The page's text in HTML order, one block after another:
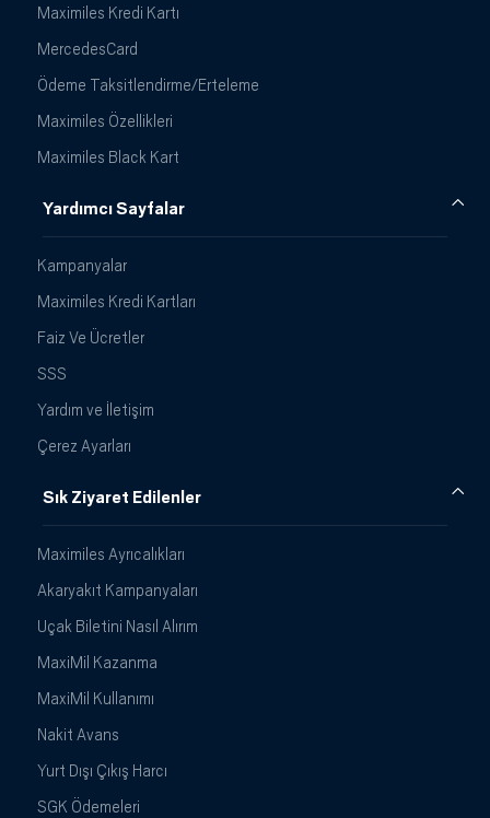
Maximiles Kredi Kartı
MercedesCard
Ödeme Taksitlendirme/Erteleme
Maximiles Özellikleri
Maximiles Black Kart
Yardımcı Sayfalar
Kampanyalar
Maximiles Kredi Kartları
Faiz Ve Ücretler
SSS
Yardım ve İletişim
Çerez Ayarları
Sık Ziyaret Edilenler
Maximiles Ayrıcalıkları
Akaryakıt Kampanyaları
Uçak Biletini Nasıl Alırım
MaxiMil Kazanma
MaxiMil Kullanımı
Nakit Avans
Yurt Dışı Çıkış Harcı
SGK Ödemeleri